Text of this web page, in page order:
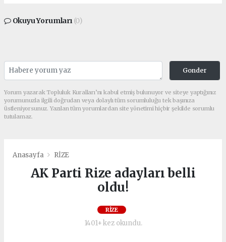
Okuyu Yorumları (0)
Gonder
Yorum yazarak Topluluk Kuralları’nı kabul etmiş bulunuyor ve siteye yaptığınız
yorumunuzla ilgili doğrudan veya dolaylı tüm sorumluluğu tek başınıza
üstleniyorsunuz. Yazılan tüm yorumlardan site yönetimi hiçbir şekilde sorumlu
tutulamaz.
Anasayfa RİZE
AK Parti Rize adayları belli
oldu!
RİZE
1401+ kez okundu.